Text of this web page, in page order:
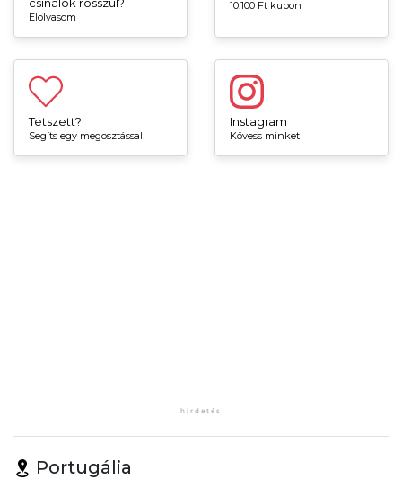
Elolvasom
10.100 Ft kupon
Tetszett?
Segíts egy megosztással!
Instagram
Kövess minket!
Portugália